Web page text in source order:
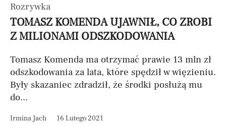
Rozrywka
TOMASZ KOMENDA UJAWNIŁ, CO ZROBI
Z MILIONAMI ODSZKODOWANIA
Tomasz Komenda ma otrzymać prawie 13 mln zł
odszkodowania za lata, które spędził w więzieniu.
Były skazaniec zdradził, że środki posłużą mu
do...
Irmina Jach 16 Lutego 2021